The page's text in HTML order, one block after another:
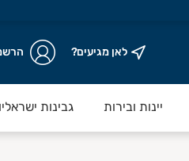
לאן מגיעים?
יינות ובירות גבינות